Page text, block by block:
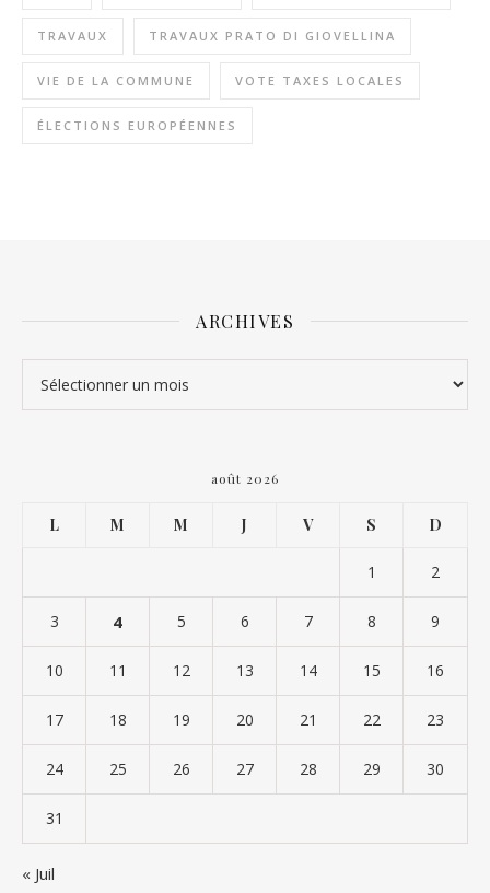
TRAVAUX TRAVAUX PRATO DI GIOVELLINA
VIE DE LA COMMUNE VOTE TAXES LOCALES
ÉLECTIONS EUROPÉENNES
ARCHIVES
août 2026
L M M J V S D
1 2
3 4 5 6 7 8 9
10 11 12 13 14 15 16
17 18 19 20 21 22 23
24 25 26 27 28 29 30
31
« Juil